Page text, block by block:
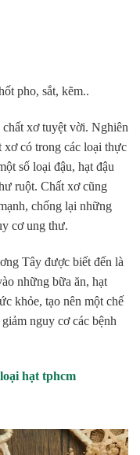
pho, sắt, kẽm..
xơ tuyệt vời. Nghiên
xơ có trong các loại thực
số loại đậu, hạt đậu
ruột. Chất xơ cũng
chống lại những
cơ ung thư.
Tây được biết đến là
những bữa ăn, hạt
khỏe, tạo nên một chế
nguy cơ các bệnh
hạt tphcm